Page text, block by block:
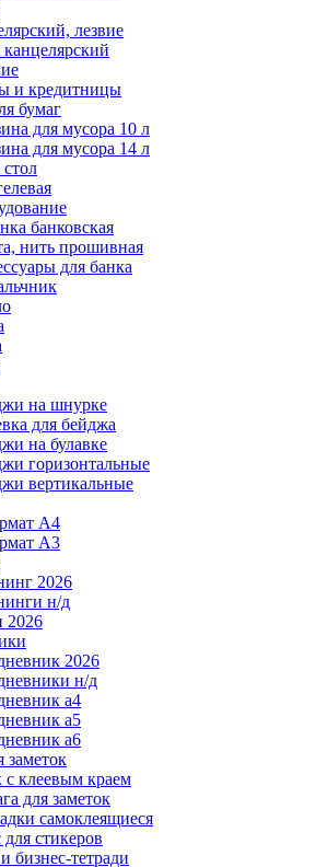
лезвие
и кредитницы
бумаг
для мусора 10 л
для мусора 14 л
банковская
нить прошивная
для банка
на шнурке
для бейджа
на булавке
горизонтальные
вертикальные
А4
А3
2026
н/д
2026
2026
н/д
а4
а5
а6
заметок
с клеевым краем
для заметок
самоклеящиеся
для стикеров
бизнес-тетради